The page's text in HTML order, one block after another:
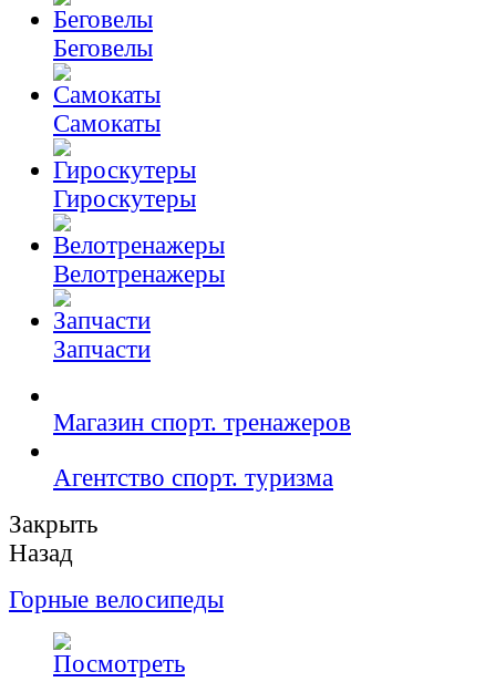
Беговелы
Самокаты
Гироскутеры
Велотренажеры
Запчасти
Магазин спорт. тренажеров
Агентство спорт. туризма
Закрыть
Назад
Горные велосипеды